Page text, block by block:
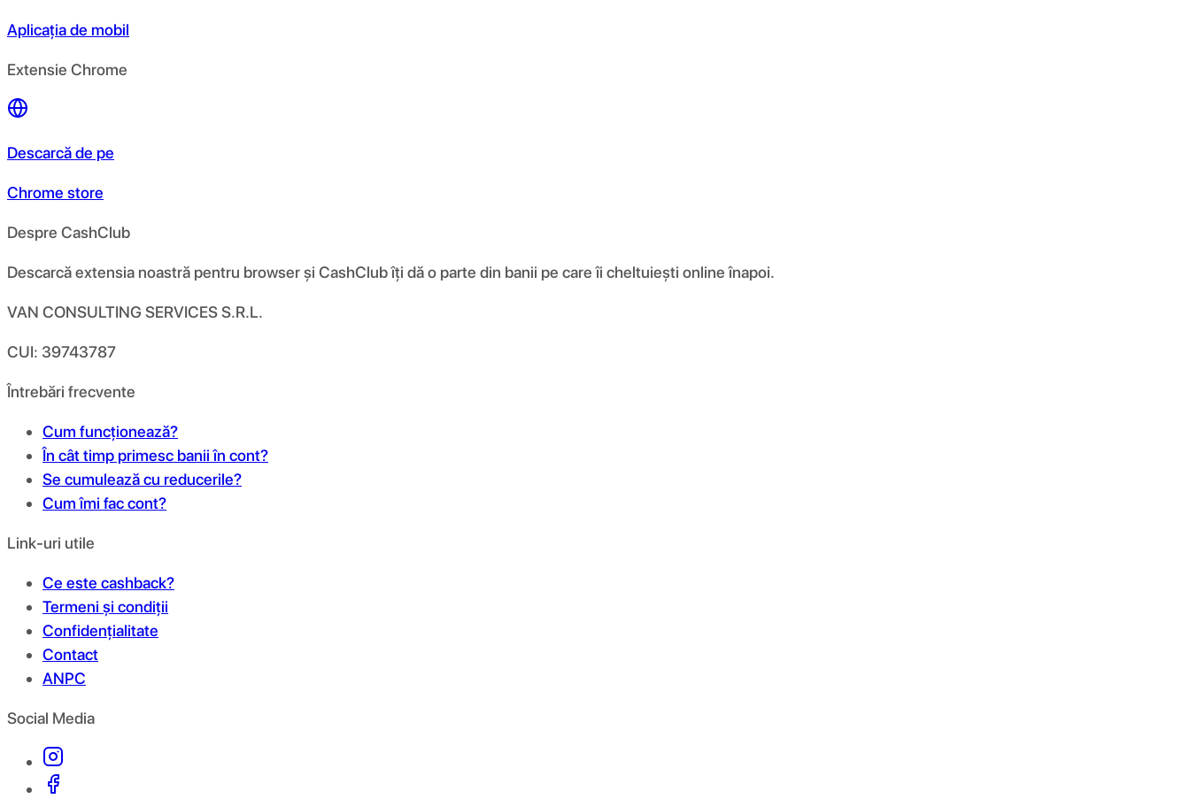
Aplicația de mobil
Extensie Chrome
Descarcă de pe
Chrome store
Despre CashClub
Descarcă extensia noastră pentru browser și CashClub îți dă o parte din banii pe care îi cheltuiești online înapoi.
VAN CONSULTING SERVICES S.R.L.
CUI: 39743787
Întrebări frecvente
Cum funcționează?
În cât timp primesc banii în cont?
Se cumulează cu reducerile?
Cum îmi fac cont?
Link-uri utile
Ce este cashback?
Termeni și condiții
Confidențialitate
Contact
ANPC
Social Media